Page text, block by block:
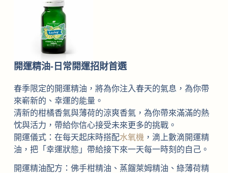
開運精油-日常開運招財首選
春季限定的開運精油，將為你注入春天的氣息，為你帶
來嶄新的、幸運的能量。
清新的柑橘香氣與薄荷的涼爽香氣，為你帶來滿滿的熱
忱與活力，帶給你信心接受未來更多的挑戰。
開運儀式：在每天起床時搭配水氧機 ，滴上數滴開運精
油，把「幸運狀態」帶給接下來一天每一時刻的自己。
開運精油配方：佛手柑精油、蒸餾萊姆精油、綠薄荷精